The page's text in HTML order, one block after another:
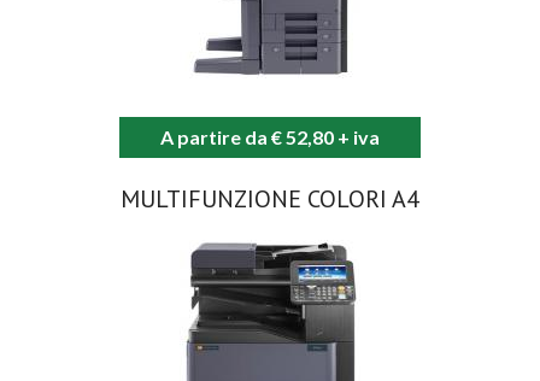
A partire da € 52,80 + iva
MULTIFUNZIONE COLORI A4